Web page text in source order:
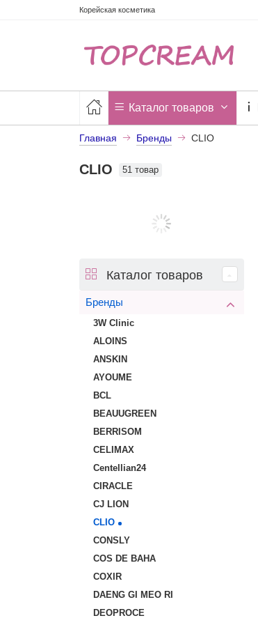
Корейская косметика
Каталог товаров
Главная Бренды CLIO
CLIO 51 товар
Каталог товаров
Бренды
3W Clinic
ALOINS
ANSKIN
AYOUME
BCL
BEAUUGREEN
BERRISOM
CELIMAX
Centellian24
CIRACLE
CJ LION
CLIO
CONSLY
COS DE BAHA
COXIR
DAENG GI MEO RI
DEOPROCE